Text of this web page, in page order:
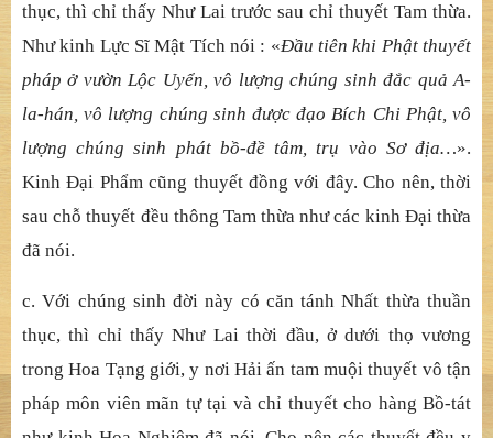
thục, thì chỉ thấy Như Lai trước sau chỉ thuyết Tam thừa.
Như kinh Lực Sĩ Mật Tích nói : «Đầu tiên khi Phật thuyết
pháp ở vườn Lộc Uyển, vô lượng chúng sinh đắc quả A-
la-hán, vô lượng chúng sinh được đạo Bích Chi Phật, vô
lượng chúng sinh phát bồ-đề tâm, trụ vào Sơ địa…».
Kinh Đại Phẩm cũng thuyết đồng với đây. Cho nên, thời
sau chỗ thuyết đều thông Tam thừa như các kinh Đại thừa
đã nói.
c. Với chúng sinh đời này có căn tánh Nhất thừa thuần
thục, thì chỉ thấy Như Lai thời đầu, ở dưới thọ vương
trong Hoa Tạng giới, y nơi Hải ấn tam muội thuyết vô tận
pháp môn viên mãn tự tại và chỉ thuyết cho hàng Bồ-tát